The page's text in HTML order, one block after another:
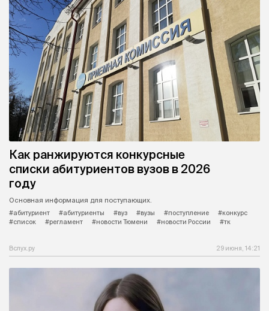
Как ранжируются конкурсные
списки абитуриентов вузов в 2026
году
Основная информация для поступающих.
#абитуриент
#абитуриенты #вуз #вузы #поступление
#конкурс
#список
#регламент #новости Тюмени #новости России #тк
Вслух.ру 29 июня, 14:21